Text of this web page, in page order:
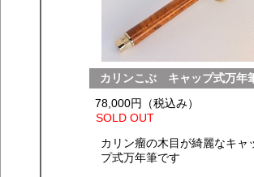
カリンこぶ キャップ式万年
78,000円（税込み）
SOLD OUT
カリン瘤の木目が綺麗なキャ
プ式万年筆です